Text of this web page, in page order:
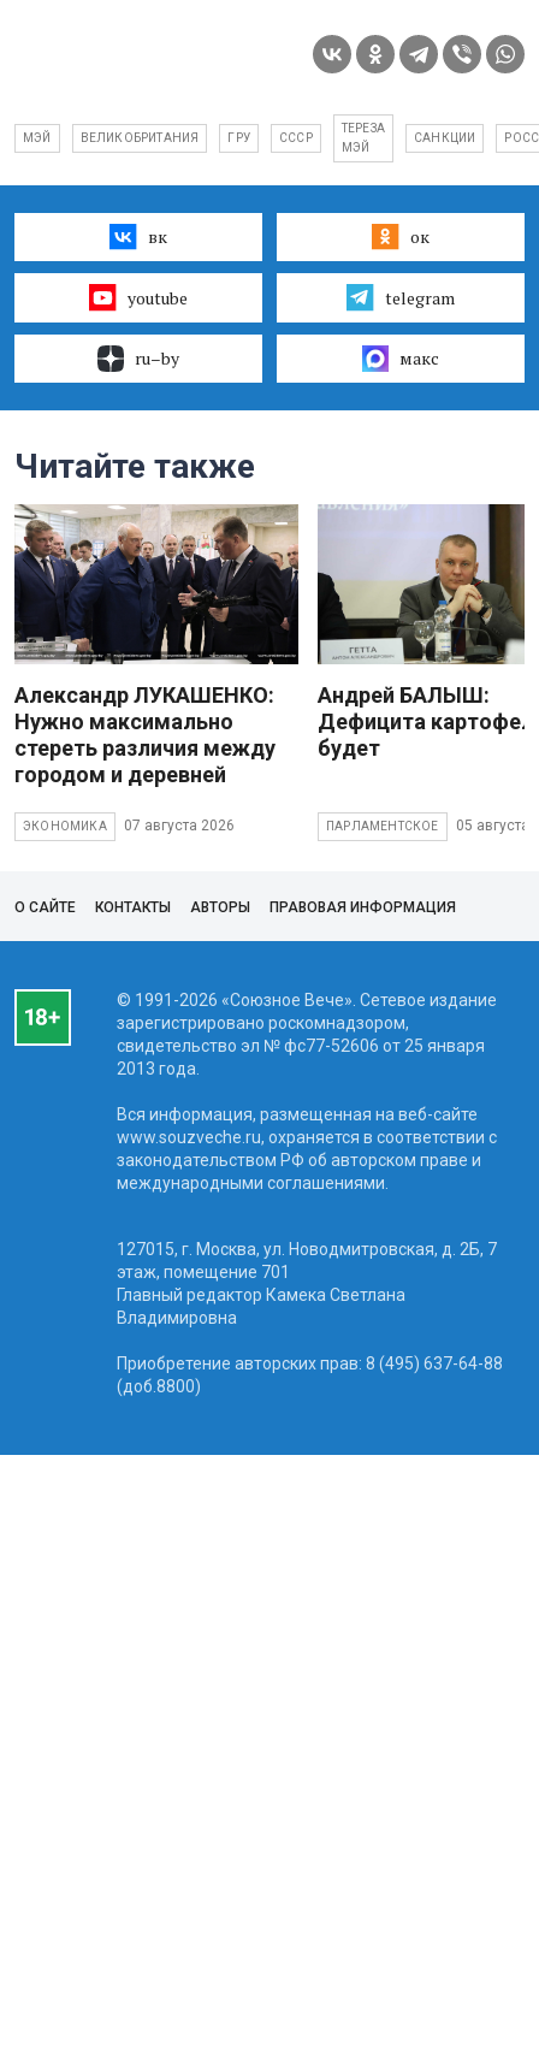
МЭЙ ВЕЛИКОБРИТАНИЯ ГРУ СССР
ТЕРЕЗА
МЭЙ
САНКЦИИ
вк ок
youtube telegram
ru–by макс
Читайте также
Александр ЛУКАШЕНКО:
Нужно максимально
стереть различия между
городом и деревней
ЭКОНОМИКА 07 августа 2026
Андрей БАЛЫШ:
Дефицита
будет
ПАРЛАМЕНТСКОЕ 05 августа
О САЙТЕ КОНТАКТЫ АВТОРЫ ПРАВОВАЯ ИНФОРМАЦИЯ
© 1991-2026 «Союзное Вече». Сетевое издание
зарегистрировано роскомнадзором,
свидетельство эл № фc77-52606 от 25 января
2013 года.
Вся информация, размещенная на веб-сайте
www.souzveche.ru, охраняется в соответствии с
законодательством РФ об авторском праве и
международными соглашениями.
127015, г. Москва, ул. Новодмитровская, д. 2Б, 7
этаж, помещение 701
Главный редактор Камека Светлана
Владимировна
Приобретение авторских прав: 8 (495) 637-64-88
(доб.8800)